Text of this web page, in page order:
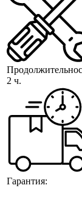
2 ч.
Гарантия: